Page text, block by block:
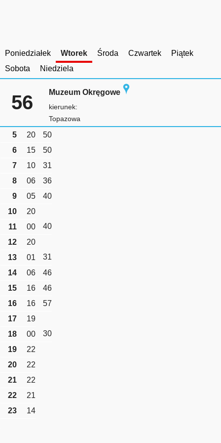
Poniedziałek Wtorek Środa Czwartek
Piątek
Sobota
Niedziela
56 Muzeum Okręgowe
kierunek:
Topazowa
5 20
50
6
15
50
7
10
31
8
06
36
9
05
40
10
20
11
00
40
12
20
13
01
31
14
06
46
15
16
46
16
16
57
17
19
18
00
30
19
22
20
22
21
22
22
21
23
14